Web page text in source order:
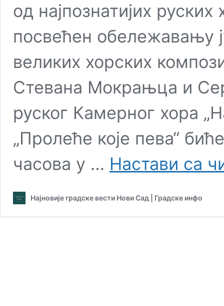
од најпознатијих
посвећен обележавању
великих хорских
Стевана Мокрањца и
руског Камерног хора
„Пролеће које пева“
часова у … Настави са
Најновије градске вести Нови Сад | Градске инфо